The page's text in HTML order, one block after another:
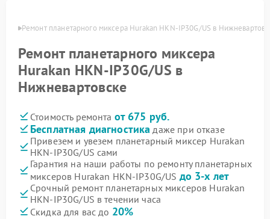
Ремонт планетарного миксера Hurakan HKN-IP30G/US в
Ремонт планетарного миксера
Hurakan HKN-IP30G/US в
Нижневартовске
Стоимость ремонта от 675 руб.
Бесплатная диагностика даже при отказе
Привезем и увезем планетарный миксер Hurakan
HKN-IP30G/US сами
Гарантия на наши работы по ремонту планетарных
миксеров Hurakan HKN-IP30G/US до 3-х лет
Срочный ремонт планетарных миксеров Hurakan
HKN-IP30G/US в течении часа
Скидка для вас до 20%